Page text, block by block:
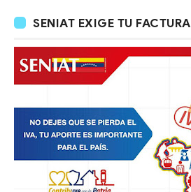
SENIAT EXIGE TU FACTURA